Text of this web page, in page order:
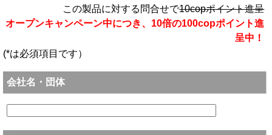
この製品に対する問合せで10copポイント進呈
オープンキャンペーン中につき、10倍の100copポイント進
呈中！
(*は必須項目です）
会社名・団体